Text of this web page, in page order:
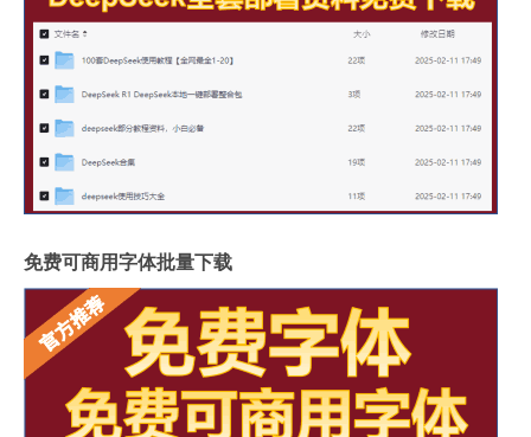
免费可商用字体批量下载